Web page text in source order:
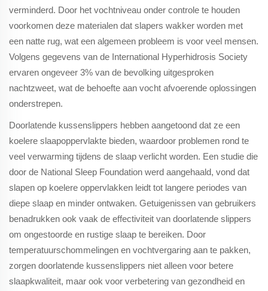
verminderd. Door het vochtniveau onder controle te houden
voorkomen deze materialen dat slapers wakker worden met
een natte rug, wat een algemeen probleem is voor veel mensen.
Volgens gegevens van de International Hyperhidrosis Society
ervaren ongeveer 3% van de bevolking uitgesproken
nachtzweet, wat de behoefte aan vocht afvoerende oplossingen
onderstrepen.
Doorlatende kussenslippers hebben aangetoond dat ze een
koelere slaapoppervlakte bieden, waardoor problemen rond te
veel verwarming tijdens de slaap verlicht worden. Een studie die
door de National Sleep Foundation werd aangehaald, vond dat
slapen op koelere oppervlakken leidt tot langere periodes van
diepe slaap en minder ontwaken. Getuigenissen van gebruikers
benadrukken ook vaak de effectiviteit van doorlatende slippers
om ongestoorde en rustige slaap te bereiken. Door
temperatuurschommelingen en vochtvergaring aan te pakken,
zorgen doorlatende kussenslippers niet alleen voor betere
slaapkwaliteit, maar ook voor verbetering van gezondheid en